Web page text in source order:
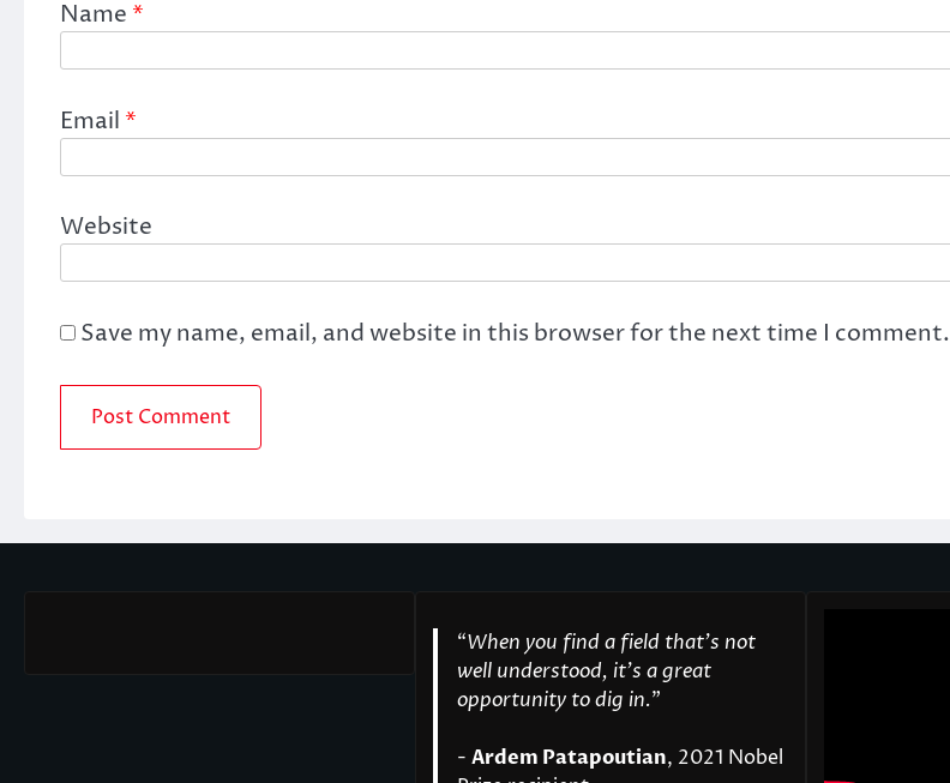
Name *
Email *
Website
Save my name, email, and website in this browser for the next time I comment.
“When you find a field that’s not
well understood, it’s a great
opportunity to dig in."
- Ardem Patapoutian, 2021 Nobel